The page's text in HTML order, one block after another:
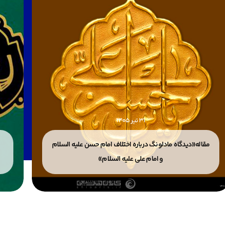
31 تیر 1405
مقاله«دیدگاه مادلونگ درباره اختلاف امام حسن علیه السلام
و امام علی علیه السلام»